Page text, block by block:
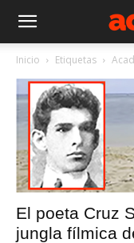
Inicio Etiquetas
El poeta Cruz
jungla fílmica